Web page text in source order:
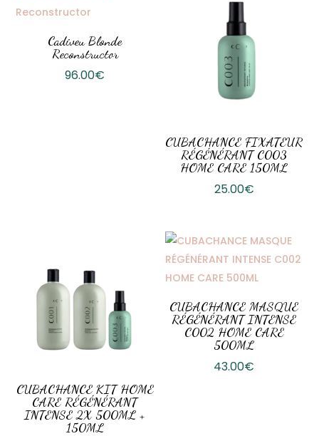
Cadiveu Blonde
Reconstructor
96.00€
CUBACHANCE FIXATEUR
RÉGÉNÉRANT C003
HOME CARE 150ML
25.00€
CUBACHANCE KIT HOME
CARE RÉGÉNÉRANT
INTENSE 2X 500ML +
150ML
CUBACHANCE MASQUE
RÉGÉNÉRANT INTENSE
C002 HOME CARE
500ML
43.00€